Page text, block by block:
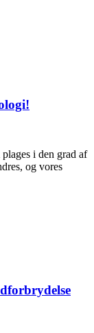
i den grad af
og vores